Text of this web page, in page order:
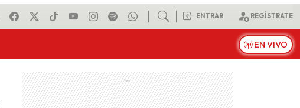
ENTRAR REGÍSTRATE
EN VIVO